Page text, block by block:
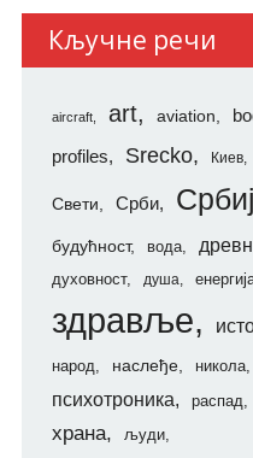
Кључне речи
aircraft art aviation
profiles Srecko Киев
Свети Срби
будућност вода
духовност душа
здравље
народ наслеђе никола
психотроника распад
храна људи